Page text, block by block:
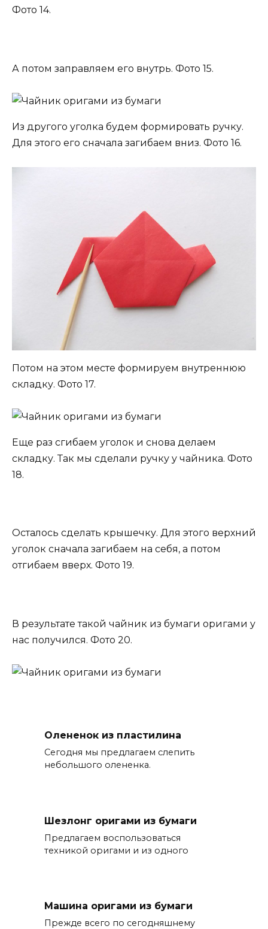
Фото 14.
А потом заправляем его внутрь. Фото 15.
Из другого уголка будем формировать ручку.
Для этого его сначала загибаем вниз. Фото 16.
Потом на этом месте формируем внутреннюю
складку. Фото 17.
Еще раз сгибаем уголок и снова делаем
складку. Так мы сделали ручку у чайника. Фото
18.
Осталось сделать крышечку. Для этого верхний
уголок сначала загибаем на себя, а потом
отгибаем вверх. Фото 19.
В результате такой чайник из бумаги оригами у
нас получился. Фото 20.
Олененок из пластилина
Сегодня мы предлагаем слепить
небольшого олененка.
Шезлонг оригами из бумаги
Предлагаем воспользоваться
техникой оригами и из одного
Машина оригами из бумаги
Прежде всего по сегодняшнему